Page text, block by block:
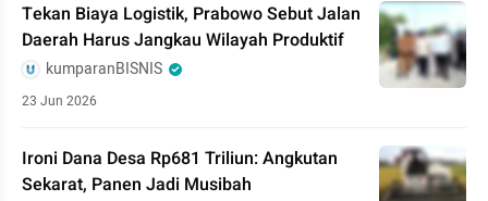
Tekan Biaya Logistik, Prabowo Sebut Jalan
Daerah Harus Jangkau Wilayah Produktif
kumparanBISNIS
23 Jun 2026
Ironi Dana Desa Rp681 Triliun: Angkutan
Sekarat, Panen Jadi Musibah